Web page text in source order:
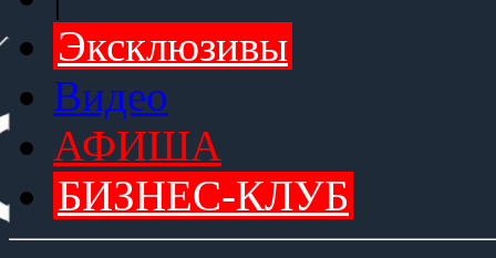
Эксклюзивы
Видео
АФИША
БИЗНЕС-КЛУБ